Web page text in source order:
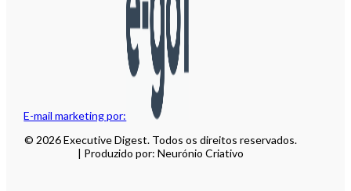
E-mail marketing por:
© 2026 Executive Digest. Todos os direitos reservados.
| Produzido por: Neurónio Criativo